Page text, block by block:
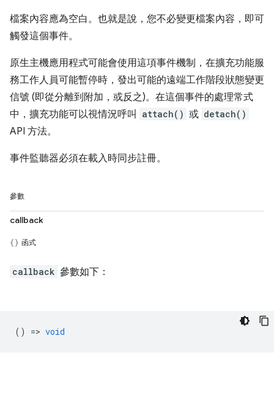
檔案內容應為空白。也就是說，您不必變更檔案內容，即可
觸發這個事件。
原生主機應用程式可能會使用這項事件機制，在擴充功能服
務工作人員可能暫停時，發出可能的遠端工作階段狀態變更
信號 (即從分離到附加，或反之)。在這個事件的處理常式
中，擴充功能可以視情況呼叫
attach() 或 detach()
API 方法。
事件監聽器必須在載入時同步註冊。
參數
callback
函式
callback 參數如下：
() => void